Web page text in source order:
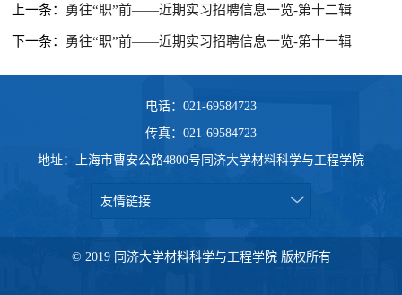
上一条： 勇往“职”前——近期实习招聘信息一览-第十二辑
下一条： 勇往“职”前——近期实习招聘信息一览-第十一辑
电话：021-69584723
传真：021-69584723
地址：上海市曹安公路4800号同济大学材料科学与工程学院
友情链接
© 2019 同济大学材料科学与工程学院 版权所有